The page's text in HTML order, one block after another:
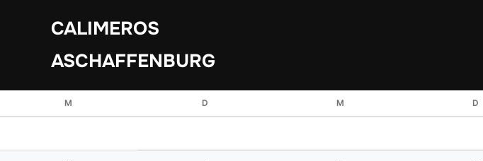
CALIMEROS
ASCHAFFENBURG
M D M D